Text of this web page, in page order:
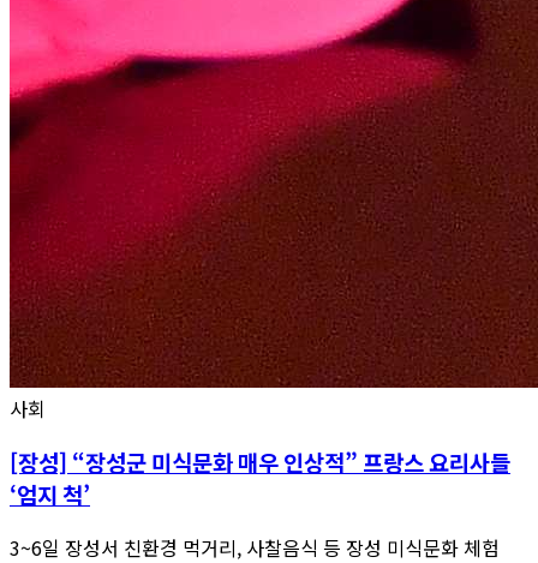
사회
[장성] “장성군 미식문화 매우 인상적” 프랑스 요리사들
‘엄지 척’
3~6일 장성서 친환경 먹거리, 사찰음식 등 장성 미식문화 체험